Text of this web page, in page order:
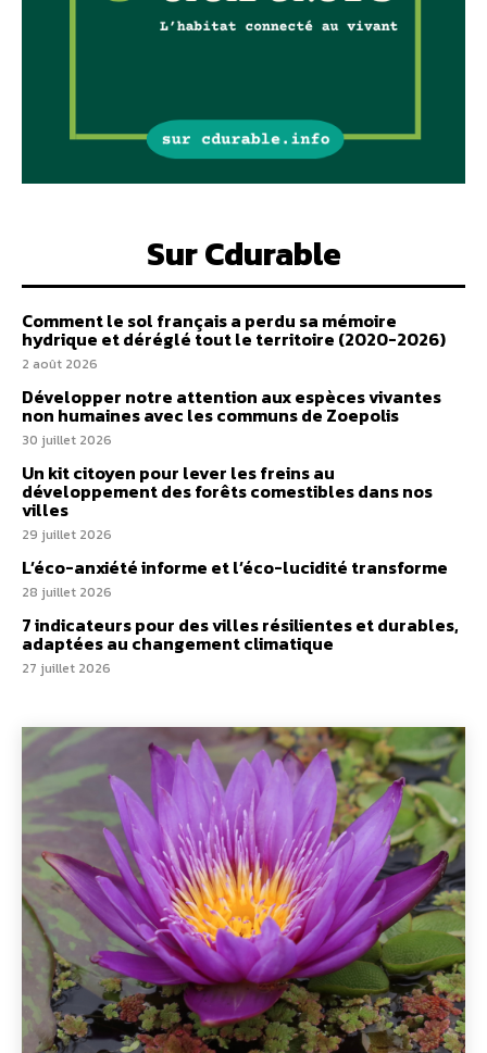
Sur Cdurable
Comment le sol français a perdu sa mémoire
hydrique et déréglé tout le territoire (2020-2026)
2 août 2026
Développer notre attention aux espèces vivantes
non humaines avec les communs de Zoepolis
30 juillet 2026
Un kit citoyen pour lever les freins au
développement des forêts comestibles dans nos
villes
29 juillet 2026
L’éco-anxiété informe et l’éco-lucidité transforme
28 juillet 2026
7 indicateurs pour des villes résilientes et durables,
adaptées au changement climatique
27 juillet 2026